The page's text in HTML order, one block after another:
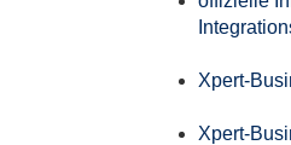
Xpert-
Xpert-